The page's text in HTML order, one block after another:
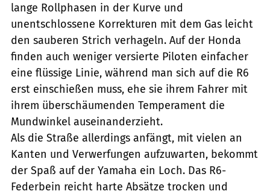
lange Rollphasen in der Kurve und
unentschlossene Korrekturen mit dem Gas leicht
den sauberen Strich verhageln. Auf der Honda
finden auch weniger versierte Piloten einfacher
eine flüssige Linie, während man sich auf die R6
erst einschießen muss, ehe sie ihrem Fahrer mit
ihrem überschäumenden Temperament die
Mundwinkel auseinanderzieht.
Als die Straße allerdings anfängt, mit vielen an
Kanten und Verwerfungen aufzuwarten, bekommt
der Spaß auf der Yamaha ein Loch. Das R6-
Federbein reicht harte Absätze trocken und